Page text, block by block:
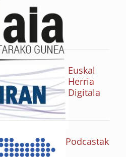
Euskal
Herria
Digitala
Podcastak